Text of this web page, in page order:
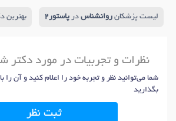
لیست پزشکان روانشناس در پاستور2 بهترین
نظرات و تجربیات در مورد دکتر
شما می‌توانید نظر و تجربه خود را اعلام کنید و آن را
بگذارید
ثبت نظر